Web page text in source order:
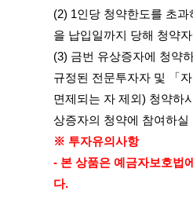
(2) 1인당 청약한도를 초
을 납입일까지 당해 청약
(3) 금번 유상증자에 청약
규정된 전문투자자 및 「
면제되는 자 제외 ) 청약하
상증자의 청약에 참여하
※ 투자유의사항
- 본 상품은 예금자보호법
다.